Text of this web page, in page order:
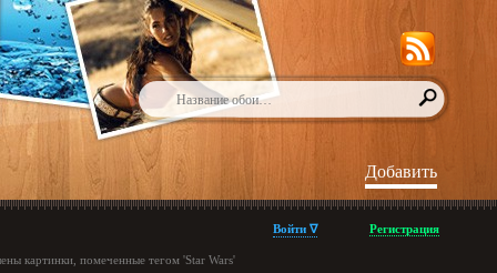
Добавить
Войти ∇ Регистрация
картинки, помеченные тегом 'Star Wars'